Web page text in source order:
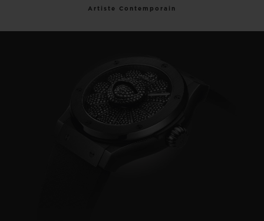
200 exemplaires.Artiste Contemporain